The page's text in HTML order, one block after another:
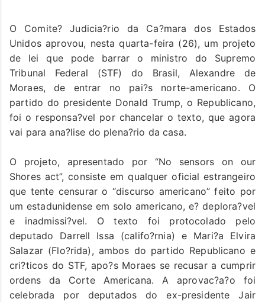
O Comite? Judicia?rio da Ca?mara dos Estados
Unidos aprovou, nesta quarta-feira (26), um projeto
de lei que pode barrar o ministro do Supremo
Tribunal Federal (STF) do Brasil, Alexandre de
Moraes, de entrar no pai?s norte-americano. O
partido do presidente Donald Trump, o Republicano,
foi o responsa?vel por chancelar o texto, que agora
vai para ana?lise do plena?rio da casa.
O projeto, apresentado por “No sensors on our
Shores act”, consiste em qualquer oficial estrangeiro
que tente censurar o “discurso americano” feito por
um estadunidense em solo americano, e? deplora?vel
e inadmissi?vel. O texto foi protocolado pelo
deputado Darrell Issa (califo?rnia) e Mari?a Elvira
Salazar (Flo?rida), ambos do partido Republicano e
cri?ticos do STF, apo?s Moraes se recusar a cumprir
ordens da Corte Americana. A aprovac?a?o foi
celebrada por deputados do ex-presidente Jair